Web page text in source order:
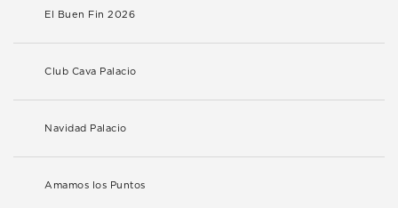
El Buen Fin 2026
Club Cava Palacio
Navidad Palacio
Amamos los Puntos